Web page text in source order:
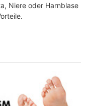
Niere oder Harnblase